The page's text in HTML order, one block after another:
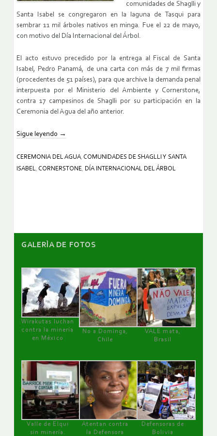
comunidades de Shaglli y
Santa Isabel se congregaron en la laguna de Tasqui para
sembrar 11 mil árboles nativos en minga. Fue el 22 de mayo,
con motivo del Día Internacional del Árbol.
El acto estuvo precedido por la entrega al Fiscal de Santa
Isabel, Pedro Panamá, de una carta con más de 7 mil firmas
(procedentes de 51 países), para que archive la demanda penal
interpuesta por el Ministerio del Ambiente y Cornerstone,
contra 17 campesinos de Shaglli por su participación en la
Ceremonia del Agua del año anterior.
Sigue leyendo →
CEREMONIA DEL AGUA, COMUNIDADES DE SHAGLLI Y SANTA
ISABEL, CORNERSTONE, DÍA INTERNACIONAL DEL ÁRBOL
GALERÌA DE FOTOS
Wirakutas luchan
contra la minería
en México
No a Dominga,
Chile
VALE mata,
Brasil
Valle de Elqui
sin minería.
Atentan contra
la Defensora
Defensoras de
Bolivia